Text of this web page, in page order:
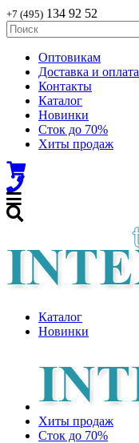
+7 (495) 134 92 52
Оптовикам
Доставка и оплата
Контакты
Каталог
Новинки
Сток до 70%
Хиты продаж
Каталог
Новинки
Хиты продаж
Сток до 70%